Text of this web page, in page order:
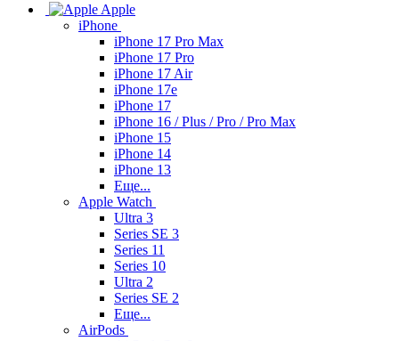
Apple
iPhone
iPhone 17 Pro Max
iPhone 17 Pro
iPhone 17 Air
iPhone 17e
iPhone 17
iPhone 16 / Plus / Pro / Pro Max
iPhone 15
iPhone 14
iPhone 13
Еще...
Apple Watch
Ultra 3
Series SE 3
Series 11
Series 10
Ultra 2
Series SE 2
Еще...
AirPods